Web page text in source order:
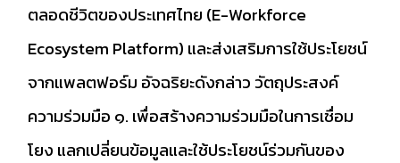
ตลอดชีวิตของประเทศไทย (E-Workforce
Ecosystem Platform) และส่งเสริมการใช้ประโยชน์
จากแพลตฟอร์ม อัจฉริยะดังกล่าว วัตถุประสงค์
ความร่วมมือ ๑. เพื่อสร้างความร่วมมือในการเชื่อม
โยง แลกเปลี่ยนข้อมูลและใช้ประโยชน์ร่วมกันของ